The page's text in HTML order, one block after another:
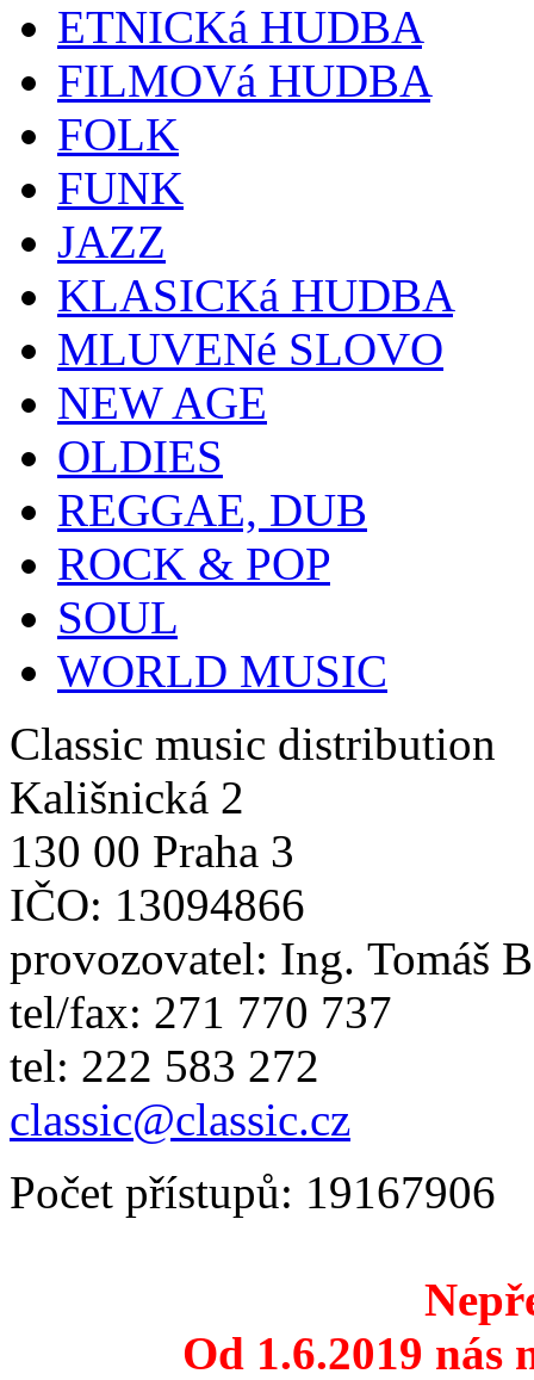
ETNICKá HUDBA
FILMOVá HUDBA
FOLK
FUNK
JAZZ
KLASICKá HUDBA
MLUVENé SLOVO
NEW AGE
OLDIES
REGGAE, DUB
ROCK & POP
SOUL
WORLD MUSIC
Classic music distribution
Kališnická 2
130 00 Praha 3
IČO: 13094866
provozovatel: Ing. Tomáš
tel/fax: 271 770 737
tel: 222 583 272
classic@classic.cz
Počet přístupů: 19167906
Od 1.6.2019 nás